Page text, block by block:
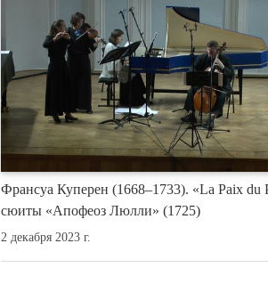
Франсуа Куперен (1668–1733). «La Paix du
сюиты «Апофеоз Люлли» (1725)
2 декабря 2023 г.